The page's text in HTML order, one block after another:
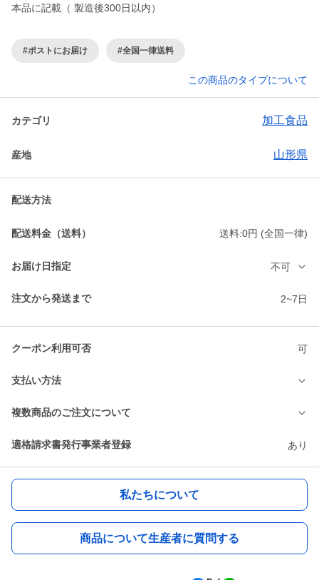
#ポストにお届け #全国一律送料
この商品のタイプについて
カテゴリ 加工食品
産地 山形県
配送方法
配送料金（送料） 送料:0円 (全国一律)
お届け日指定 不可
注文から発送まで 2~7日
クーポン利用可否 可
支払い方法
複数商品のご注文について
適格請求書発行事業者登録 あり
私たちについて
商品について生産者に質問する